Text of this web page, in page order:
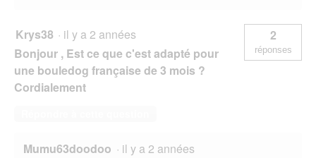
Krys38 · il y a 2 années
Bonjour , Est ce que c'est adapté pour
une bouledog française de 3 mois ?
Cordialement
2
réponses
Mumu63doodoo · il y a 2 années